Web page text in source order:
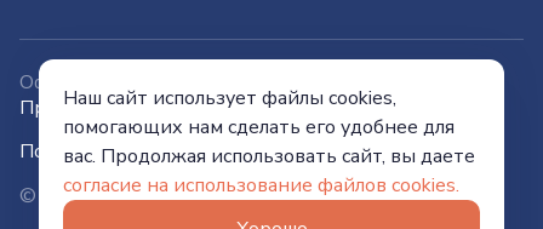
Официальный сайт
Правительства Тюменской области
Политика конфиденциальности
© Visit Tyumen, 2026
Наш сайт использует файлы cookies,
помогающих нам сделать его удобнее для
вас. Продолжая использовать сайт, вы даете
согласие на использование файлов cookies.